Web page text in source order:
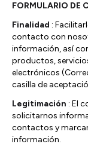
FORMULARIO DE
Finalidad :
contacto con
información, así
productos,
electrónicos
casilla de
Legitimación : El
solicitarnos
contactos y
información.